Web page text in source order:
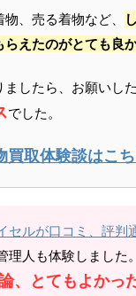
、売る着物など、
らえたのがとても良
ましたら、お願いし
でした。
買取体験談はこ
セルが口コミ、評判
理人も体験しました。
、とてもよかっ